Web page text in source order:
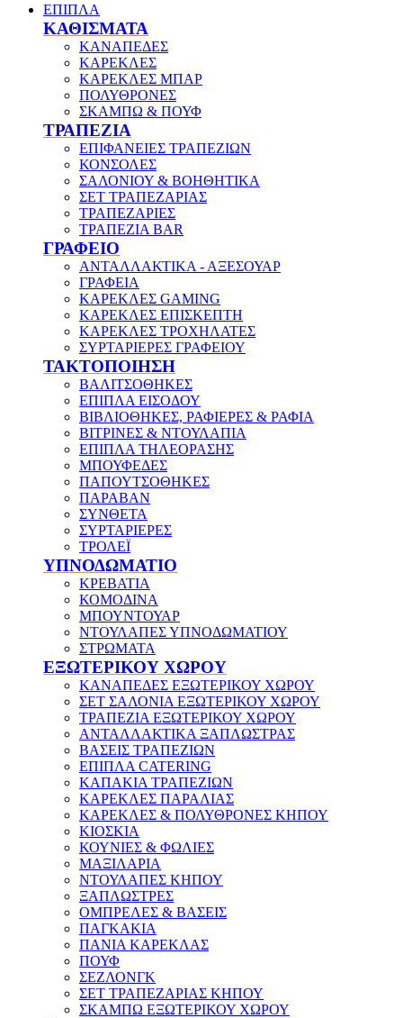
ΕΠΙΠΛΑ
ΚΑΘΙΣΜΑΤΑ
ΚΑΝΑΠΕΔΕΣ
ΚΑΡΕΚΛΕΣ
ΚΑΡΕΚΛΕΣ ΜΠΑΡ
ΠΟΛΥΘΡΟΝΕΣ
ΣΚΑΜΠΩ & ΠΟΥΦ
ΤΡΑΠΕΖΙΑ
ΕΠΙΦΑΝΕΙΕΣ ΤΡΑΠΕΖΙΩΝ
ΚΟΝΣΟΛΕΣ
ΣΑΛΟΝΙΟΥ & ΒΟΗΘΗΤΙΚΑ
ΣΕΤ ΤΡΑΠΕΖΑΡΙΑΣ
ΤΡΑΠΕΖΑΡΙΕΣ
ΤΡΑΠΕΖΙΑ BAR
ΓΡΑΦΕΙΟ
ΑΝΤΑΛΛΑΚΤΙΚΑ - ΑΞΕΣΟΥΑΡ
ΓΡΑΦΕΙΑ
ΚΑΡΕΚΛΕΣ GAMING
ΚΑΡΕΚΛΕΣ ΕΠΙΣΚΕΠΤΗ
ΚΑΡΕΚΛΕΣ ΤΡΟΧΗΛΑΤΕΣ
ΣΥΡΤΑΡΙΕΡΕΣ ΓΡΑΦΕΙΟΥ
ΤΑΚΤΟΠΟΙΗΣΗ
ΒΑΛΙΤΣΟΘΗΚΕΣ
ΕΠΙΠΛΑ ΕΙΣΟΔΟΥ
ΒΙΒΛΙΟΘΗΚΕΣ, ΡΑΦΙΕΡΕΣ & ΡΑΦΙΑ
ΒΙΤΡΙΝΕΣ & ΝΤΟΥΛΑΠΙΑ
ΕΠΙΠΛΑ ΤΗΛΕΟΡΑΣΗΣ
ΜΠΟΥΦΕΔΕΣ
ΠΑΠΟΥΤΣΟΘΗΚΕΣ
ΠΑΡΑΒΑΝ
ΣΥΝΘΕΤΑ
ΣΥΡΤΑΡΙΕΡΕΣ
ΤΡΟΛΕΪ
ΥΠΝΟΔΩΜΑΤΙΟ
ΚΡΕΒΑΤΙΑ
ΚΟΜΟΔΙΝΑ
ΜΠΟΥΝΤΟΥΑΡ
ΝΤΟΥΛΑΠΕΣ ΥΠΝΟΔΩΜΑΤΙΟΥ
ΣΤΡΩΜΑΤΑ
ΕΞΩΤΕΡΙΚΟΥ ΧΩΡΟΥ
ΚΑΝΑΠΕΔΕΣ ΕΞΩΤΕΡΙΚΟΥ ΧΩΡΟΥ
ΣΕΤ ΣΑΛΟΝΙΑ ΕΞΩΤΕΡΙΚΟΥ ΧΩΡΟΥ
ΤΡΑΠΕΖΙΑ ΕΞΩΤΕΡΙΚΟΥ ΧΩΡΟΥ
ΑΝΤΑΛΛΑΚΤΙΚΑ ΞΑΠΛΩΣΤΡΑΣ
ΒΑΣΕΙΣ ΤΡΑΠΕΖΙΩΝ
ΕΠΙΠΛΑ CATERING
ΚΑΠΑΚΙΑ ΤΡΑΠΕΖΙΩΝ
ΚΑΡΕΚΛΕΣ ΠΑΡΑΛΙΑΣ
ΚΑΡΕΚΛΕΣ & ΠΟΛΥΘΡΟΝΕΣ ΚΗΠΟΥ
ΚΙΟΣΚΙΑ
ΚΟΥΝΙΕΣ & ΦΩΛΙΕΣ
ΜΑΞΙΛΑΡΙΑ
ΝΤΟΥΛΑΠΕΣ ΚΗΠΟΥ
ΞΑΠΛΩΣΤΡΕΣ
ΟΜΠΡΕΛΕΣ & ΒΑΣΕΙΣ
ΠΑΓΚΑΚΙΑ
ΠΑΝΙΑ ΚΑΡΕΚΛΑΣ
ΠΟΥΦ
ΣΕΖΛΟΝΓΚ
ΣΕΤ ΤΡΑΠΕΖΑΡΙΑΣ ΚΗΠΟΥ
ΣΚΑΜΠΩ ΕΞΩΤΕΡΙΚΟΥ ΧΩΡΟΥ